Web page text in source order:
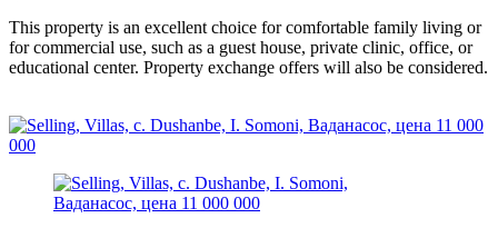
This property is an excellent choice for comfortable family living or
for commercial use, such as a guest house, private clinic, office, or
educational center. Property exchange offers will also be considered.